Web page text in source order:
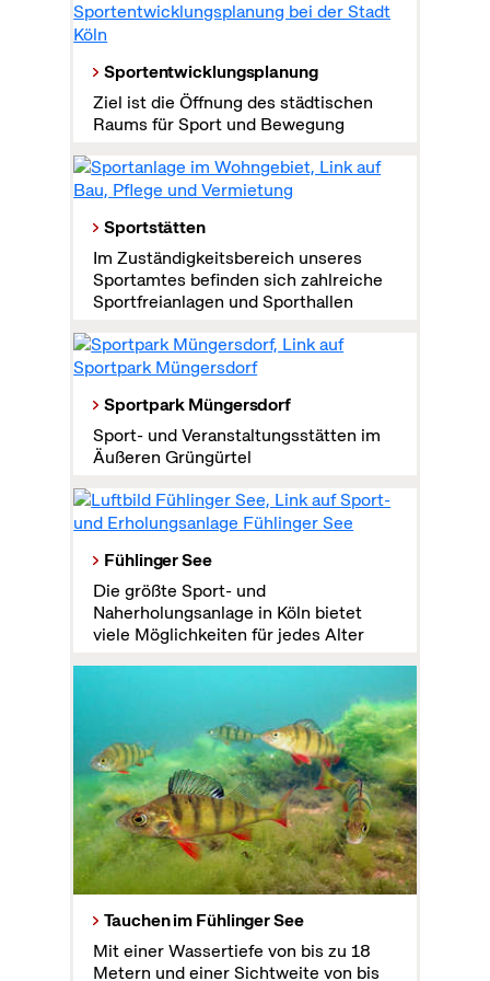
Sportentwicklungsplanung
Ziel ist die Öffnung des städtischen
Raums für Sport und Bewegung
Sportstätten
Im Zuständigkeitsbereich unseres
Sportamtes befinden sich zahlreiche
Sportfreianlagen und Sporthallen
Sportpark Müngersdorf
Sport- und Veranstaltungsstätten im
Äußeren Grüngürtel
Fühlinger See
Die größte Sport- und
Naherholungsanlage in Köln bietet
viele Möglichkeiten für jedes Alter
Tauchen im Fühlinger See
Mit einer Wassertiefe von bis zu 18
Metern und einer Sichtweite von bis